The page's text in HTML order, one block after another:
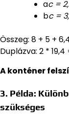
ac =
bc =
Összeg: 8 + 5 +
Duplázva: 2 * 19,4
A konténer
3. Példa:
szükséges